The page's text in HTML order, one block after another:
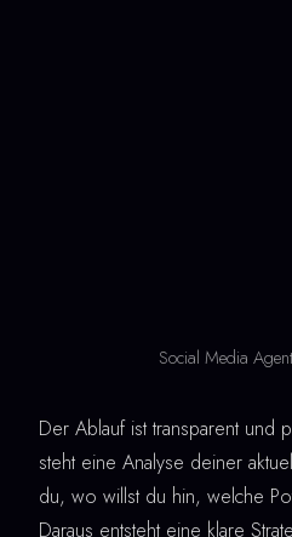
Social Media
Der Ablauf ist transparent und
steht eine Analyse deiner
du, wo willst du hin, welche
Daraus entsteht eine klare